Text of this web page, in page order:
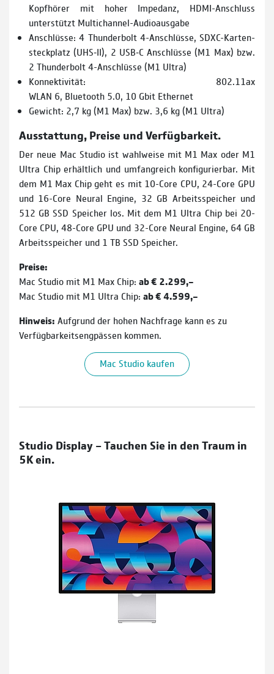
Kopfhörer mit hoher Impedanz, HDMI-Anschluss
unterstützt Multichannel-Audioausgabe
Anschlüsse: 4 Thunderbolt 4-Anschlüsse, SDXC-Karten­
steckplatz (UHS‑II), 2 USB‑C Anschlüsse (M1 Max) bzw.
2 Thunderbolt 4-Anschlüsse (M1 Ultra)
Konnektivität: 802.11ax
WLAN 6, Bluetooth 5.0, 10 Gbit Ethernet
Gewicht: 2,7 kg (M1 Max) bzw. 3,6 kg (M1 Ultra)
Ausstattung, Preise und Verfügbarkeit.
Der neue Mac Studio ist wahlweise mit M1 Max oder M1
Ultra Chip erhältlich und umfangreich konfigurierbar. Mit
dem M1 Max Chip geht es mit 10-Core CPU, 24-Core GPU
und 16-Core Neural Engine, 32 GB Arbeitsspeicher und
512 GB SSD Speicher los. Mit dem M1 Ultra Chip bei 20-
Core CPU, 48-Core GPU und 32-Core Neural Engine, 64 GB
Arbeitsspeicher und 1 TB SSD Speicher.
Preise:
Mac Studio mit M1 Max Chip: ab € 2.299,–
Mac Studio mit M1 Ultra Chip: ab € 4.599,–
Hinweis: Aufgrund der hohen Nachfrage kann es zu
Verfügbarkeitsengpässen kommen.
Mac Studio kaufen
Studio Display – Tauchen Sie in den Traum in
5K ein.